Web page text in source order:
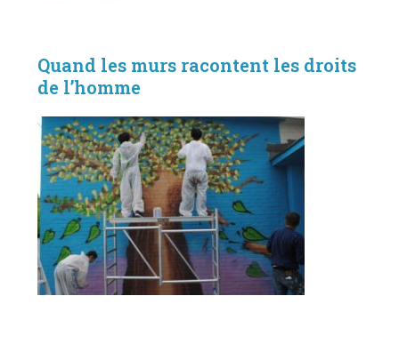
Quand les murs racontent les droits
de l’homme